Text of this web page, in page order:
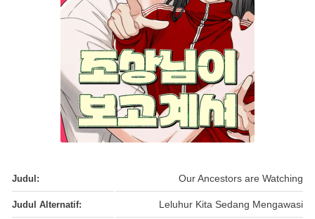
Judul: Our Ancestors are Watching
Judul Alternatif: Leluhur Kita Sedang Mengawasi